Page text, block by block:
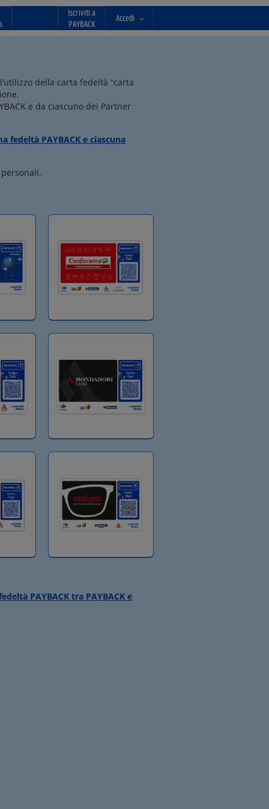
Iscriviti a
PAYBACK
Accedi
della carta fedeltà “carta
e da ciascuno dei Partner
PAYBACK e ciascuna
PAYBACK tra PAYBACK e